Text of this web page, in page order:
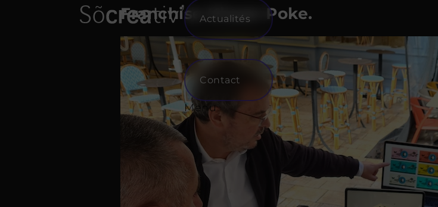
Actualités
Contact
Menu
Franchise Khaan Poke.